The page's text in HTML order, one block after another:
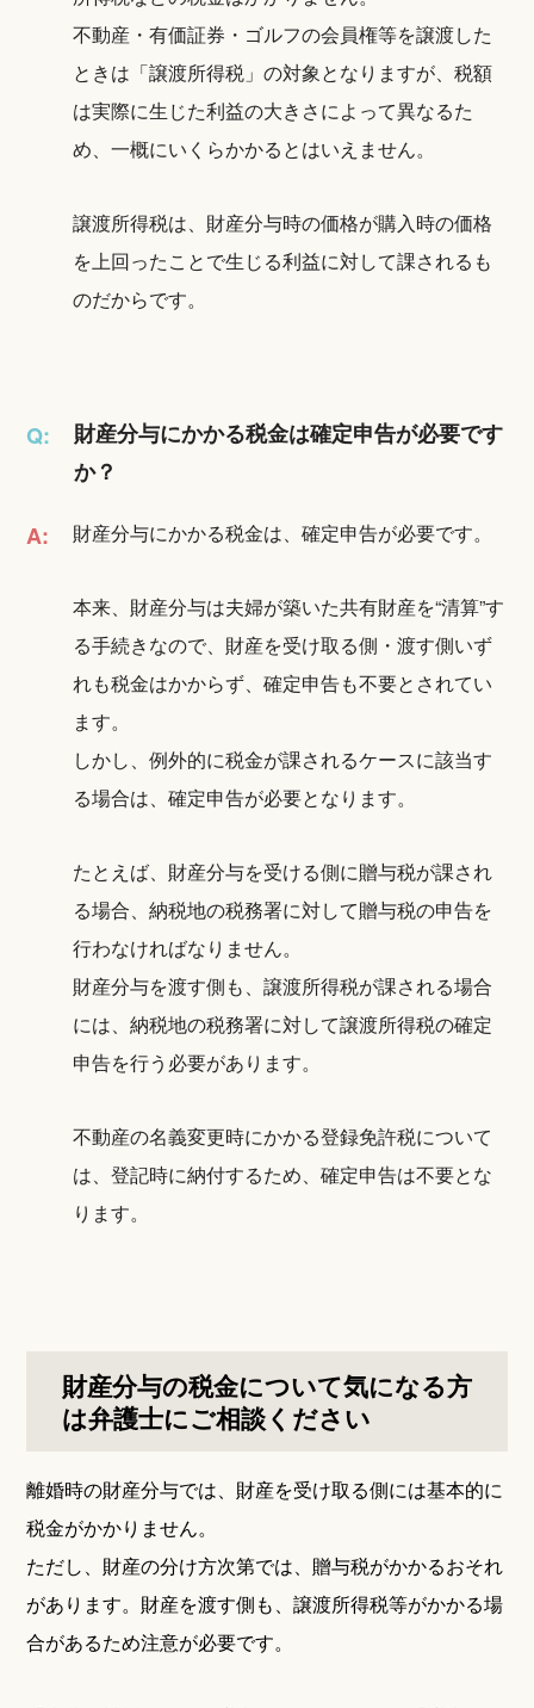
不動産・有価証券・ゴルフの会員権等を譲渡した
ときは「譲渡所得税」の対象となりますが、税額
は実際に生じた利益の大きさによって異なるた
め、一概にいくらかかるとはいえません。
譲渡所得税は、財産分与時の価格が購入時の価格
を上回ったことで生じる利益に対して課されるも
のだからです。
Q:
財産分与にかかる税金は確定申告が必要です
か？
A: 財産分与にかかる税金は、確定申告が必要です。
本来、財産分与は夫婦が築いた共有財産を“清算”す
る手続きなので、財産を受け取る側・渡す側いず
れも税金はかからず、確定申告も不要とされてい
ます。
しかし、例外的に税金が課されるケースに該当す
る場合は、確定申告が必要となります。
たとえば、財産分与を受ける側に贈与税が課され
る場合、納税地の税務署に対して贈与税の申告を
行わなければなりません。
財産分与を渡す側も、譲渡所得税が課される場合
には、納税地の税務署に対して譲渡所得税の確定
申告を行う必要があります。
不動産の名義変更時にかかる登録免許税について
は、登記時に納付するため、確定申告は不要とな
ります。
財産分与の税金について気になる方
は弁護士にご相談ください
離婚時の財産分与では、財産を受け取る側には基本的に
税金がかかりません。
ただし、財産の分け方次第では、贈与税がかかるおそれ
があります。財産を渡す側も、譲渡所得税等がかかる場
合があるため注意が必要です。